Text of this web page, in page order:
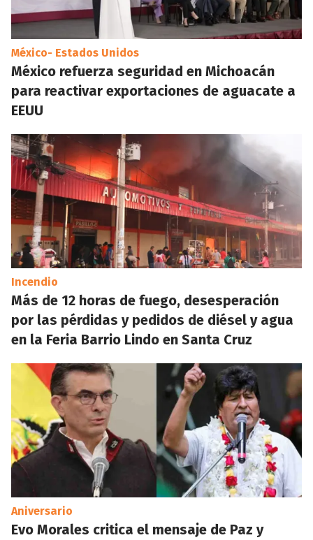
México- Estados Unidos
México refuerza seguridad en Michoacán
para reactivar exportaciones de aguacate a
EEUU
Incendio
Más de 12 horas de fuego, desesperación
por las pérdidas y pedidos de diésel y agua
en la Feria Barrio Lindo en Santa Cruz
Aniversario
Evo Morales critica el mensaje de Paz y